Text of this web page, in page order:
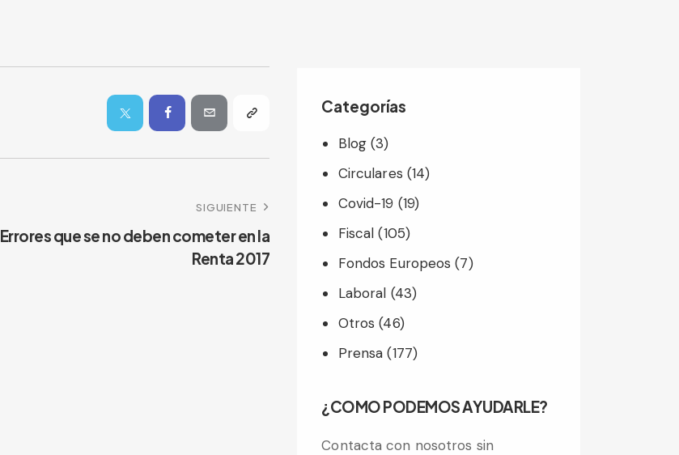
SIGUIENTE
Errores que se no deben cometer en la
Renta 2017
Categorías
Blog (3)
Circulares (14)
Covid-19 (19)
Fiscal (105)
Fondos Europeos (7)
Laboral (43)
Otros (46)
Prensa (177)
¿COMO PODEMOS AYUDARLE?
Contacta con nosotros sin